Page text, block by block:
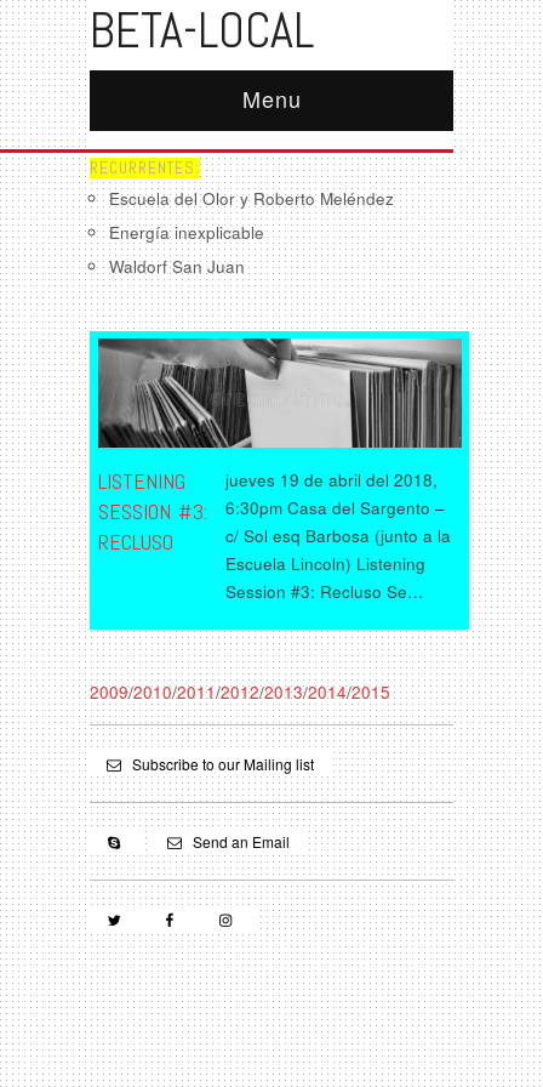
BETA-LOCAL
Menu
RECURRENTES:
Escuela del Olor y Roberto Meléndez
Energía inexplicable
Waldorf San Juan
LISTENING
SESSION #3:
RECLUSO
jueves 19 de abril del 2018,
6:30pm Casa del Sargento –
c/ Sol esq Barbosa (junto a la
Escuela Lincoln) Listening
Session #3: Recluso Se…
2009/2010/2011/2012/2013/2014/2015
Subscribe to our Mailing list
Send an Email